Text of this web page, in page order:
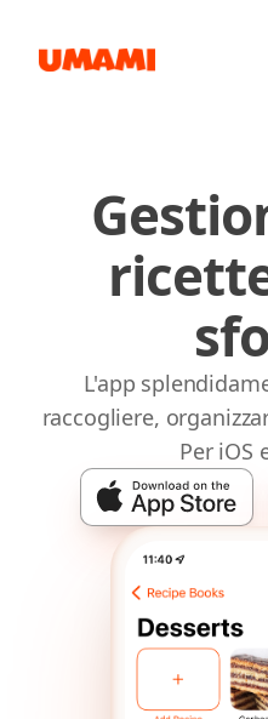
L'app
raccogliere,
Per iOS